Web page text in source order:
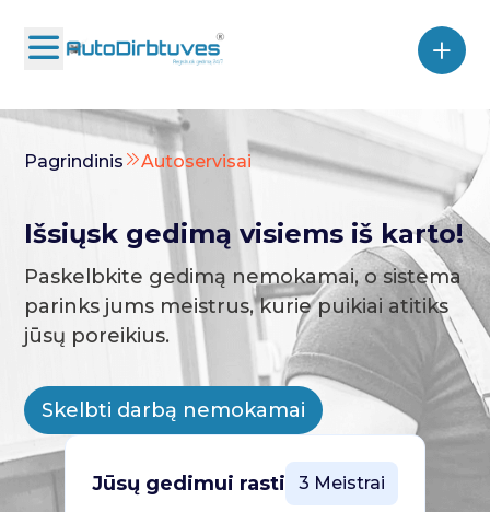
Pagrindinis Autoservisai
Išsiųsk gedimą visiems iš karto!
Paskelbkite gedimą nemokamai, o sistema
parinks jums meistrus, kurie puikiai atitiks
jūsų poreikius.
Skelbti darbą nemokamai
Jūsų gedimui rasti 3 Meistrai